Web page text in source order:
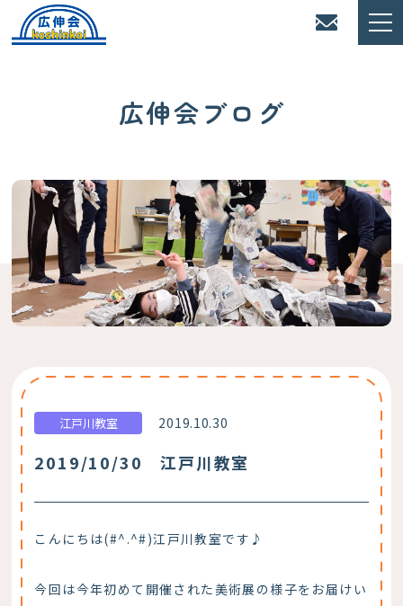
広伸会ブログ
江戸川教室 2019.10.30
2019/10/30 江戸川教室
こんにちは(#^.^#)江戸川教室です♪
今回は今年初めて開催された美術展の様子をお届けい